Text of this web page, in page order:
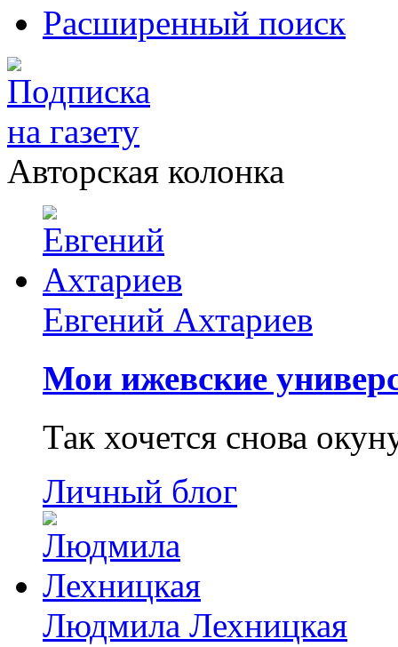
Расширенный поиск
Авторская колонка
Евгений Ахтариев
Мои ижевские
Так хочется снова
Личный блог
Людмила Лехницкая